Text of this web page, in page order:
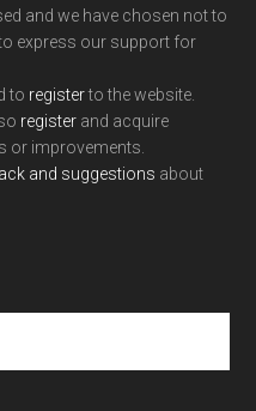
and we have chosen not to
express our support for
to registerto the website.
register and acquire
or improvements.
and suggestions about